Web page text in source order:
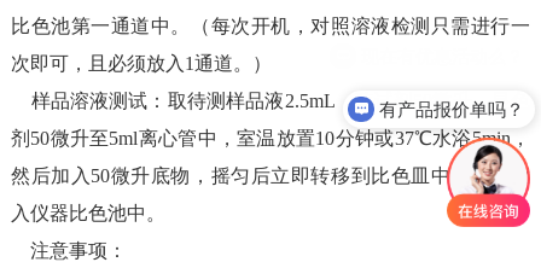
比色池第一通道中。（每次开机，对照溶液检测只需进行一
次即可，且必须放入1通道。）
样品溶液测试：取待测样品液2.5mL，酶试剂50微升，显色
剂50微升至5ml离心管中，室温放置10分钟或37℃水浴5min，
然后加入50微升底物，摇匀后立即转移到比色皿中，及时放
入仪器比色池中。
注意事项：
有产品报价单吗？